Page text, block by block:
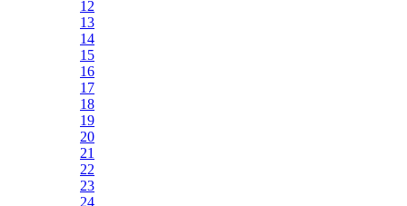
12
13
14
15
16
17
18
19
20
21
22
23
24